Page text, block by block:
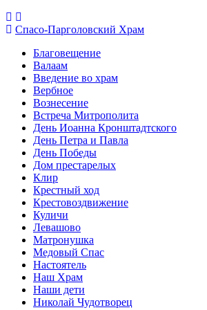
Спасо-Парголовский Храм
Благовещение
Валаам
Введение во храм
Вербное
Вознесение
Встреча Митрополита
День Иоанна Кронштадтского
День Петра и Павла
День Победы
Дом престарелых
Клир
Крестный ход
Крестовоздвижение
Куличи
Левашово
Матронушка
Медовый Спас
Настоятель
Наш Храм
Наши дети
Николай Чудотворец